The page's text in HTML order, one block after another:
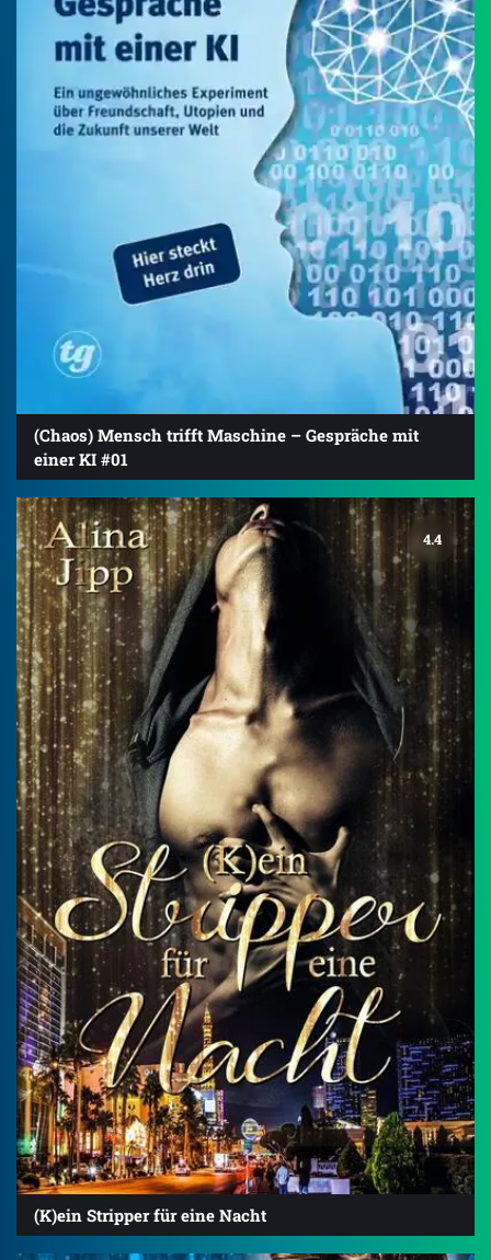
(Chaos) Mensch trifft Maschine – Gespräche mit
einer KI #01
4.4
(K)ein Stripper für eine Nacht